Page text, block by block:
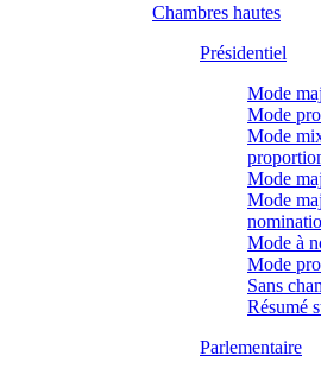
Chambres hautes
Présidentiel
Mode
Mode
Mode
Mode
Mode
Mode à
Mode
Sans
Résumé
Parlementaire